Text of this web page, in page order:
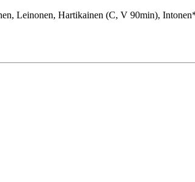
Leinonen, Hartikainen (C, V 90min),